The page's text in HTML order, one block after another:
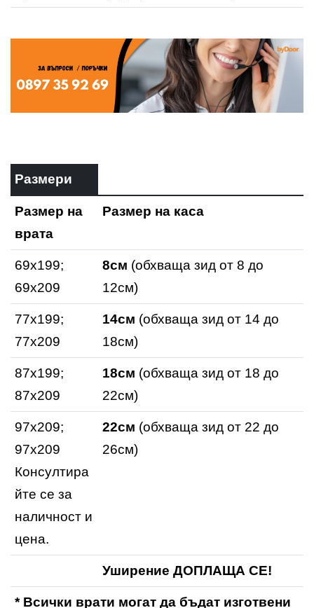
Размери
Размер на
врата
Размер на каса
69x199;
69х209
8см (обхваща зид от 8 до
12см)
77x199;
77х209
14см (обхваща зид от 14 до
18см)
87x199;
87х209
18см (обхваща зид от 18 до
22см)
97x209;
97х209
Консултира
йте се за
наличност и
цена.
22см (обхваща зид от 22 до
26см)
Уширение ДОПЛАЩА СЕ!
* Всички врати могат да бъдат изготвени